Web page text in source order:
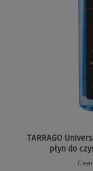
TARRAGO
płyn do